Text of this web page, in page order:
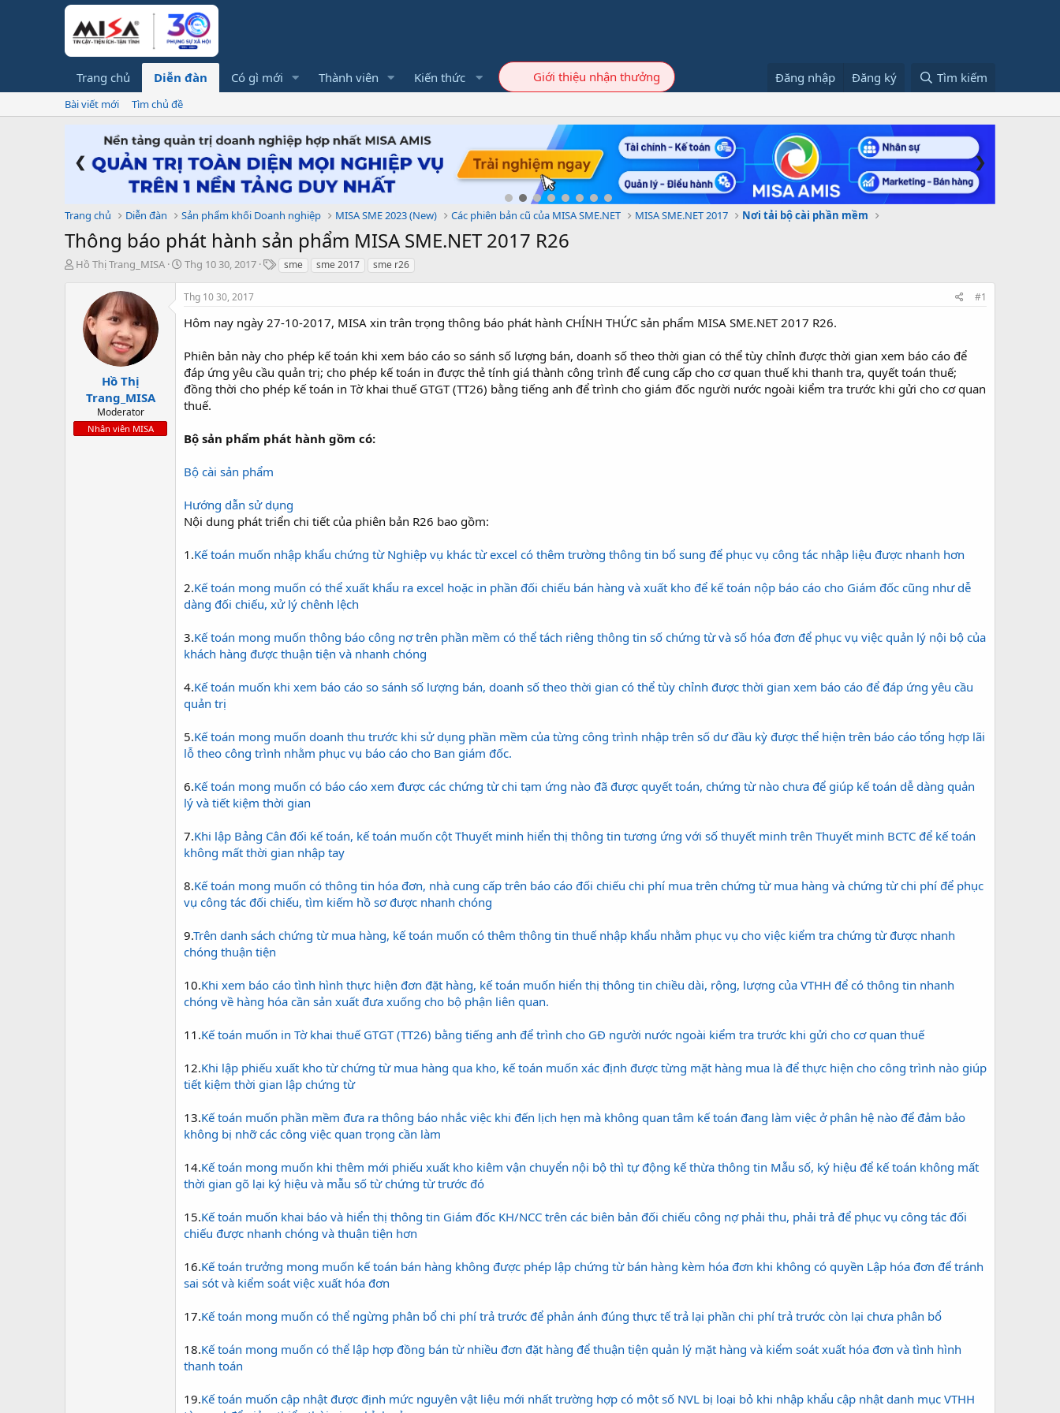
Trang chủ Diễn đàn Có gì mới Thành viên Kiến thức Giới thiệu nhận thưởng Đăng nhập Đăng ký Tìm kiếm
Bài viết mới Tìm chủ đề
❮ ❯
Trang chủ Diễn đàn Sản phẩm khối Doanh nghiệp MISA SME 2023 (New) Các phiên bản cũ của MISA SME.NET MISA SME.NET 2017 Nơi tải bộ cài phần mềm
Thông báo phát hành sản phẩm MISA SME.NET 2017 R26
T
e
r
Hồ Thị Trang_MISA
N
à
g
Thg 10 30, 2017
T
ó
sme sme 2017 sme r26
Hồ Thị
Trang_MISA
Moderator
Nhân viên MISA
Thg 10 30, 2017 #1
Hôm nay ngày 27-10-2017, MISA xin trân trọng thông báo phát hành CHÍNH THỨC sản phẩm MISA SME.NET 2017 R26.
Phiên bản này cho phép kế toán khi xem báo cáo so sánh số lượng bán, doanh số theo thời gian có thể tùy chỉnh được thời gian xem báo cáo để
đáp ứng yêu cầu quản trị; cho phép kế toán in được thẻ tính giá thành công trình để cung cấp cho cơ quan thuế khi thanh tra, quyết toán thuế;
đồng thời cho phép kế toán in Tờ khai thuế GTGT (TT26) bằng tiếng anh để trình cho giám đốc người nước ngoài kiểm tra trước khi gửi cho cơ quan
thuế.
Bộ sản phẩm phát hành gồm có:
Bộ cài sản phẩm
Hướng dẫn sử dụng
Nội dung phát triển chi tiết của phiên bản R26 bao gồm:
1.Kế toán muốn nhập khẩu chứng từ Nghiệp vụ khác từ excel có thêm trường thông tin bổ sung để phục vụ công tác nhập liệu được nhanh hơn
2.Kế toán mong muốn có thể xuất khẩu ra excel hoặc in phần đối chiếu bán hàng và xuất kho để kế toán nộp báo cáo cho Giám đốc cũng như dễ
dàng đối chiếu, xử lý chênh lệch
3.Kế toán mong muốn thông báo công nợ trên phần mềm có thể tách riêng thông tin số chứng từ và số hóa đơn để phục vụ việc quản lý nội bộ của
khách hàng được thuận tiện và nhanh chóng
4.Kế toán muốn khi xem báo cáo so sánh số lượng bán, doanh số theo thời gian có thể tùy chỉnh được thời gian xem báo cáo để đáp ứng yêu cầu
quản trị
5.Kế toán mong muốn doanh thu trước khi sử dụng phần mềm của từng công trình nhập trên số dư đầu kỳ được thể hiện trên báo cáo tổng hợp lãi
lỗ theo công trình nhằm phục vụ báo cáo cho Ban giám đốc.
6.Kế toán mong muốn có báo cáo xem được các chứng từ chi tạm ứng nào đã được quyết toán, chứng từ nào chưa để giúp kế toán dễ dàng quản
lý và tiết kiệm thời gian
7.Khi lập Bảng Cân đối kế toán, kế toán muốn cột Thuyết minh hiển thị thông tin tương ứng với số thuyết minh trên Thuyết minh BCTC để kế toán
không mất thời gian nhập tay
8.Kế toán mong muốn có thông tin hóa đơn, nhà cung cấp trên báo cáo đối chiếu chi phí mua trên chứng từ mua hàng và chứng từ chi phí để phục
vụ công tác đối chiếu, tìm kiếm hồ sơ được nhanh chóng
9.Trên danh sách chứng từ mua hàng, kế toán muốn có thêm thông tin thuế nhập khẩu nhằm phục vụ cho việc kiểm tra chứng từ được nhanh
chóng thuận tiện
10.Khi xem báo cáo tình hình thực hiện đơn đặt hàng, kế toán muốn hiển thị thông tin chiều dài, rộng, lượng của VTHH để có thông tin nhanh
chóng về hàng hóa cần sản xuất đưa xuống cho bộ phận liên quan.
11.Kế toán muốn in Tờ khai thuế GTGT (TT26) bằng tiếng anh để trình cho GĐ người nước ngoài kiểm tra trước khi gửi cho cơ quan thuế
12.Khi lập phiếu xuất kho từ chứng từ mua hàng qua kho, kế toán muốn xác định được từng mặt hàng mua là để thực hiện cho công trình nào giúp
tiết kiệm thời gian lập chứng từ
13.Kế toán muốn phần mềm đưa ra thông báo nhắc việc khi đến lịch hẹn mà không quan tâm kế toán đang làm việc ở phân hệ nào để đảm bảo
không bị nhỡ các công việc quan trọng cần làm
14.Kế toán mong muốn khi thêm mới phiếu xuất kho kiêm vận chuyển nội bộ thì tự động kế thừa thông tin Mẫu số, ký hiệu để kế toán không mất
thời gian gõ lại ký hiệu và mẫu số từ chứng từ trước đó
15.Kế toán muốn khai báo và hiển thị thông tin Giám đốc KH/NCC trên các biên bản đối chiếu công nợ phải thu, phải trả để phục vụ công tác đối
chiếu được nhanh chóng và thuận tiện hơn
16.Kế toán trưởng mong muốn kế toán bán hàng không được phép lập chứng từ bán hàng kèm hóa đơn khi không có quyền Lập hóa đơn để tránh
sai sót và kiểm soát việc xuất hóa đơn
17.Kế toán mong muốn có thể ngừng phân bổ chi phí trả trước để phản ánh đúng thực tế trả lại phần chi phí trả trước còn lại chưa phân bổ
18.Kế toán mong muốn có thể lập hợp đồng bán từ nhiều đơn đặt hàng để thuận tiện quản lý mặt hàng và kiểm soát xuất hóa đơn và tình hình
thanh toán
19.Kế toán muốn cập nhật được định mức nguyên vật liệu mới nhất trường hợp có một số NVL bị loại bỏ khi nhập khẩu cập nhật danh mục VTHH